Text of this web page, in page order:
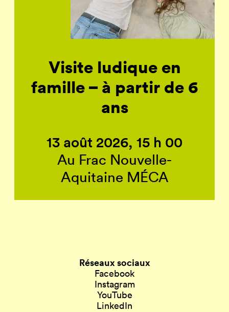
Visite ludique en
famille – à partir de 6
ans
13 août 2026, 15 h 00
Au Frac Nouvelle-
Aquitaine MÉCA
Réseaux sociaux
Facebook
Instagram
YouTube
LinkedIn